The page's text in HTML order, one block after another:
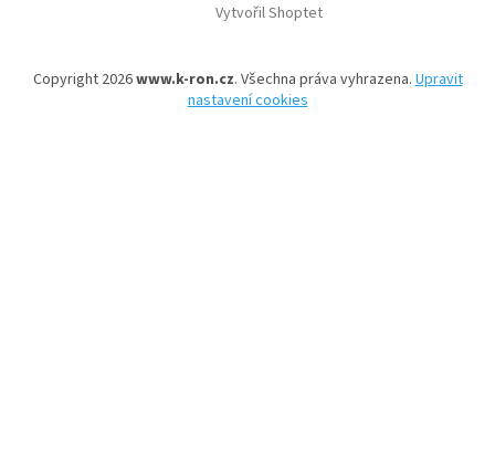
Vytvořil Shoptet
Copyright 2026www.k-ron.cz. Všechna práva vyhrazena. Upravit
nastavení cookies